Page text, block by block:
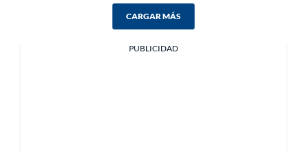
CARGAR MÁS
PUBLICIDAD